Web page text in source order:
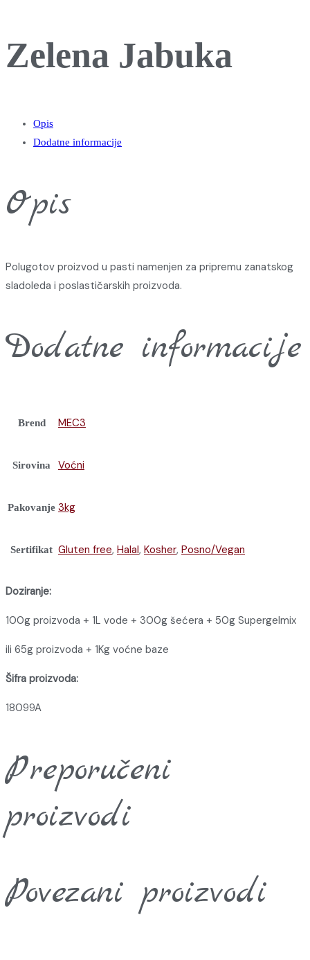
Zelena Jabuka
Opis
Dodatne informacije
Opis
Polugotov proizvod u pasti namenjen za pripremu zanatskog
sladoleda i poslastičarskih proizvoda.
Dodatne informacije
Brend MEC3
Sirovina Voćni
Pakovanje 3kg
Sertifikat Gluten free, Halal, Kosher, Posno/Vegan
Doziranje:
100g proizvoda + 1L vode + 300g šećera + 50g Supergelmix
ili 65g proizvoda + 1Kg voćne baze
Šifra proizvoda:
18099A
Preporučeni
proizvodi
Povezani proizvodi